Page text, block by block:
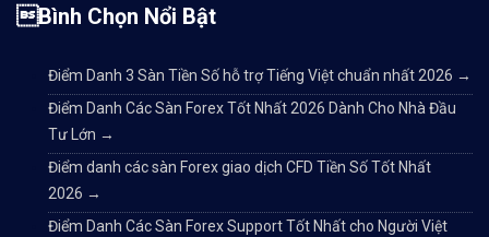
Bình Chọn Nổi Bật
Điểm Danh 3 Sàn Tiền Số hỗ trợ Tiếng Việt chuẩn nhất 2026 →
Điểm Danh Các Sàn Forex Tốt Nhất 2026 Dành Cho Nhà Đầu
Tư Lớn →
Điểm danh các sàn Forex giao dịch CFD Tiền Số Tốt Nhất
2026 →
Điểm Danh Các Sàn Forex Support Tốt Nhất cho Người Việt